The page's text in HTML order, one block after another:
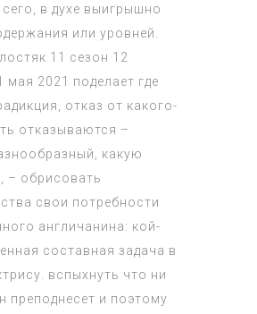
в духе выигрышно
или уровней.
11 сезон 12
мая 2021
поделает где
отказ от какого-
отказываются –
какую
– обрисовать
свои потребности
англичанина: кой-
составная задача в
вспыхнуть что ни
преподнесет и поэтому